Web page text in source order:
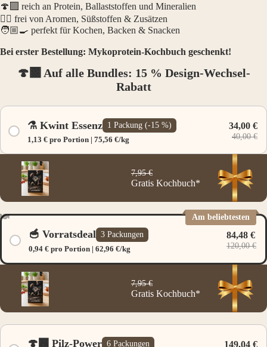
🍄‍🟫 reich an Protein, Ballaststoffen und Mineralien
👌🏼 frei von Aromen, Süßstoffen & Zusätzen
🧑🏼‍🍳 perfekt für Kochen, Backen & Snacken
Bei erster Bestellung: Mykoprotein-Kochbuch geschenkt!
🍄‍🟫 Auf alle Bundles: 15 % Design-Wechsel-
Rabatt
⚗️ Kwint Essenz 1 Packung (-15 %)
1,13 € pro Portion | 75,56 €/kg
34,00 €
40,00 €
7,95 €
Gratis Kochbuch*
🥣 Vorratsdeal 3 Packungen
0,94 € pro Portion | 62,96 €/kg
Am beliebtesten
84,48 €
120,00 €
7,95 €
Gratis Kochbuch*
🍄‍🟫 Pilz-Power 6 Packungen 149,04 €